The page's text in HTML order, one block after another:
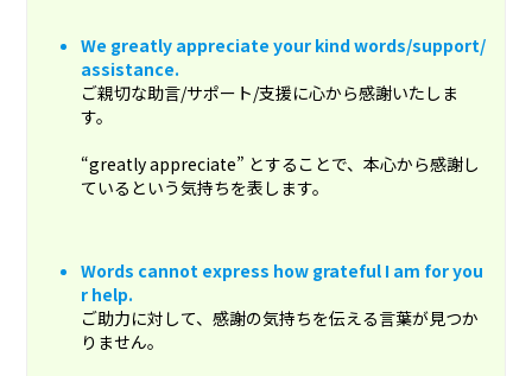
We greatly appreciate your kind words/support/
assistance.
ご親切な助言/サポート/支援に心から感謝いたしま
す。
“greatly appreciate” とすることで、本心から感謝し
ているという気持ちを表します。
Words cannot express how grateful I am for you
r help.
ご助力に対して、感謝の気持ちを伝える言葉が見つか
りません。